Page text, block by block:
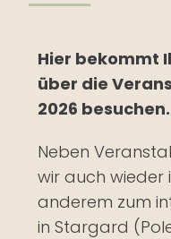
Hier bekommt
über die
2026 besuchen.
Neben
wir auch wieder
anderem zum
in Stargard